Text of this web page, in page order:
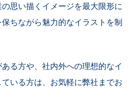
思い描くイメージを最大限形に
ちながら魅力的なイラストを制
る方や、社内外への理想的なイ
いる方は、お気軽に弊社までお